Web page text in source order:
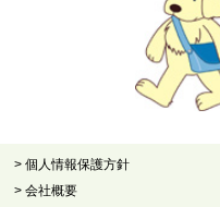
> 個人情報保護方針
> 会社概要